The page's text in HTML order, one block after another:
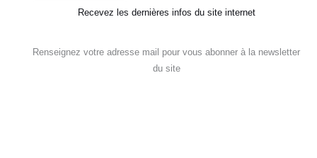
Recevez les dernières infos du site internet
Renseignez votre adresse mail pour vous abonner à la newsletter
du site